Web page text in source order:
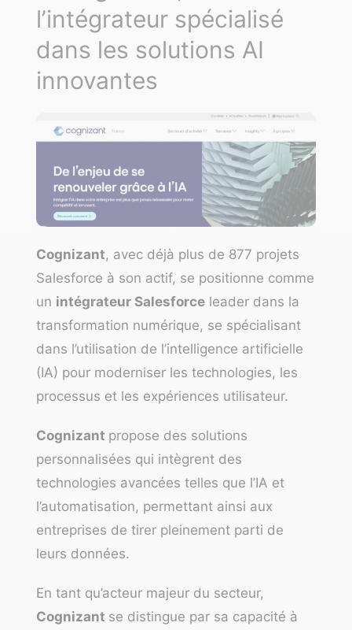
l’intégrateur spécialisé
dans les solutions AI
innovantes
Cognizant, avec déjà plus de 877 projets
Salesforce à son actif, se positionne comme
un intégrateur Salesforce leader dans la
transformation numérique, se spécialisant
dans l’utilisation de l’intelligence artificielle
(IA) pour moderniser les technologies, les
processus et les expériences utilisateur.
Cognizant propose des solutions
personnalisées qui intègrent des
technologies avancées telles que l’IA et
l’automatisation, permettant ainsi aux
entreprises de tirer pleinement parti de
leurs données.
En tant qu’acteur majeur du secteur,
Cognizant se distingue par sa capacité à